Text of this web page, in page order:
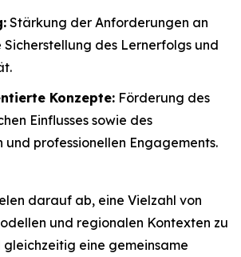
Stärkung der Anforderungen an
Sicherstellung des Lernerfolgs und
Konzepte: Förderung des
Einflusses sowie des
und professionellen Engagements.
darauf ab, eine Vielzahl von
und regionalen Kontexten zu
eine gemeinsame